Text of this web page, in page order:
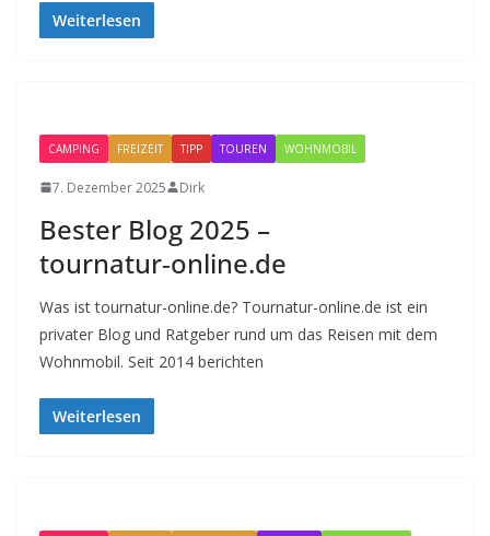
Weiterlesen
CAMPING FREIZEIT TIPP TOUREN WOHNMOBIL
7. Dezember 2025 Dirk
Bester Blog 2025 –
tournatur‑online.de
Was ist tournatur-online.de? Tournatur-online.de ist ein
privater Blog und Ratgeber rund um das Reisen mit dem
Wohnmobil. Seit 2014 berichten
Weiterlesen